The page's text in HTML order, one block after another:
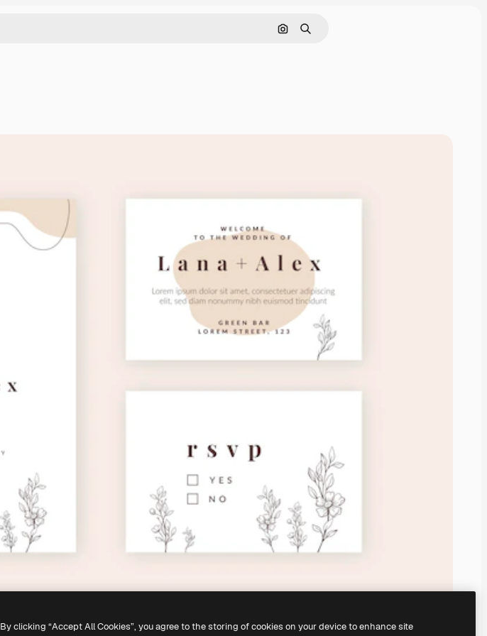
Cerca per immagine
Ricerca
By clicking “Accept All Cookies”, you agree to the storing of cookies on your device to enhance site